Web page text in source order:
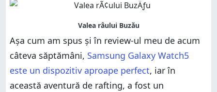
Așa cum am spus și în review-ul meu de acum
câteva săptămâni, Samsung Galaxy Watch5
este un dispozitiv aproape perfect, iar în
această aventură de rafting, a fost un